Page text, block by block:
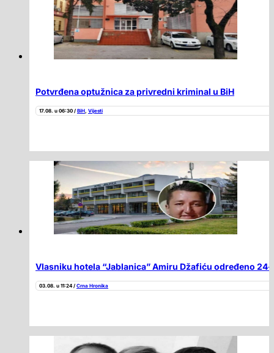
Potvrđena optužnica za privredni kriminal u BiH
17.08. u 06:30 / BiH, Vijesti
Vlasniku hotela “Jablanica” Amiru Džafiću određeno
03.08. u 11:24 / Crna Hronika